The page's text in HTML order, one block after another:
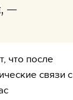
—
что после
связи с